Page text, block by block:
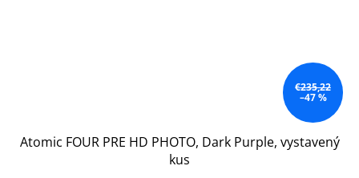
€235,22
–47 %
Atomic FOUR PRE HD PHOTO, Dark Purple, vystavený
kus